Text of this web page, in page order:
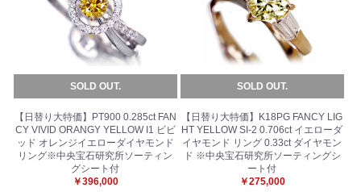
SOLD OUT.
【日替り大特価】PT900 0.285ct FAN
CY VIVID ORANGY YELLOW I1 ビビ
ッド オレンジイエローダイヤモンド
リング※中央宝石研究所ソーティン
グシート付
￥396,000
SOLD OUT.
【日替り大特価】K18PG FANCY LIG
HT YELLOW SI-2 0.706ct イエローダ
イヤモンド リング 0.33ct ダイヤモン
ド ※中央宝石研究所ソーティングシ
ート付
￥275,000